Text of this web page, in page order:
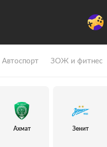
Автоспорт ЗОЖ и фитнес
Ахмат Зенит